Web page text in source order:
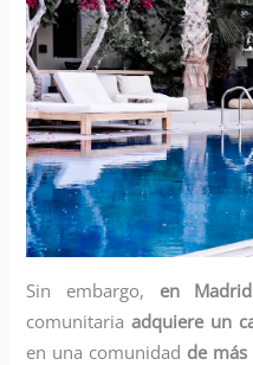
Sin embargo, en Madrid
comunitariaadquiere un
en una comunidad de